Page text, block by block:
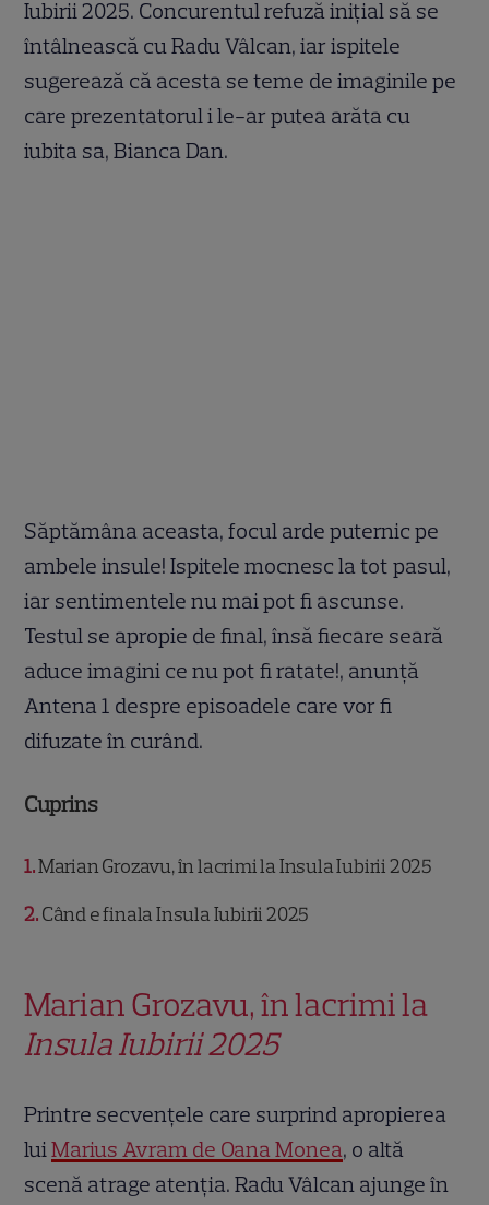
Iubirii 2025. Concurentul refuză inițial să se
întâlnească cu Radu Vâlcan, iar ispitele
sugerează că acesta se teme de imaginile pe
care prezentatorul i le-ar putea arăta cu
iubita sa, Bianca Dan.
Săptămâna aceasta, focul arde puternic pe
ambele insule! Ispitele mocnesc la tot pasul,
iar sentimentele nu mai pot fi ascunse.
Testul se apropie de final, însă fiecare seară
aduce imagini ce nu pot fi ratate!, anunță
Antena 1 despre episoadele care vor fi
difuzate în curând.
Cuprins
1 Marian Grozavu, în lacrimi la Insula Iubirii 2025
2 Când e finala Insula Iubirii 2025
Marian Grozavu, în lacrimi la
Insula Iubirii 2025
Printre secvențele care surprind apropierea
luiMarius Avram de Oana Monea, o altă
scenă atrage atenția. Radu Vâlcan ajunge în